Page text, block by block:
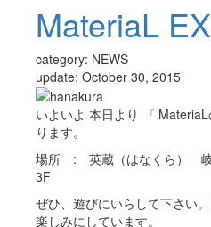
MateriaL
category: NEWS
update: October 30, 2015
いよいよ 本日より 『
ります。
場所 : 英蔵（はなくら） 岐
3F
ぜひ、遊びにいらして下さい
楽しみにしています。